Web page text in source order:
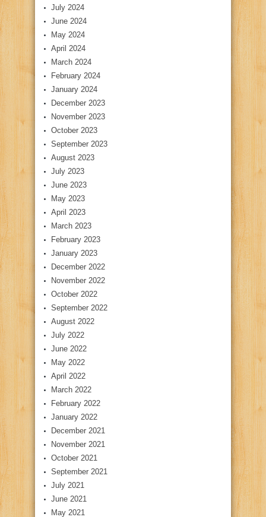
July 2024
June 2024
May 2024
April 2024
March 2024
February 2024
January 2024
December 2023
November 2023
October 2023
September 2023
August 2023
July 2023
June 2023
May 2023
April 2023
March 2023
February 2023
January 2023
December 2022
November 2022
October 2022
September 2022
August 2022
July 2022
June 2022
May 2022
April 2022
March 2022
February 2022
January 2022
December 2021
November 2021
October 2021
September 2021
July 2021
June 2021
May 2021